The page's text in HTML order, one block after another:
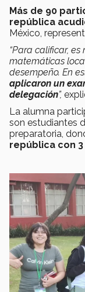
Más de 90
república
México,
“Para calificar,
matemáticas
desempeño. En
aplicaron un
delegación”,
La alumna
son estudiantes
preparatoria,
república con